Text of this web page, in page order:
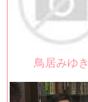
鳥居みゆき